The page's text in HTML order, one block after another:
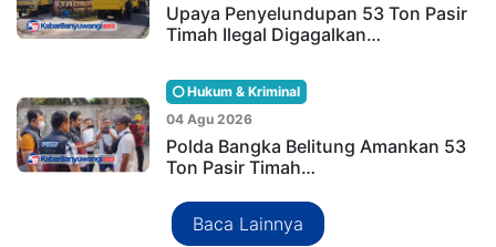
Upaya Penyelundupan 53 Ton Pasir
Timah Ilegal Digagalkan…
Hukum & Kriminal
04 Agu 2026
Polda Bangka Belitung Amankan 53
Ton Pasir Timah…
Baca Lainnya